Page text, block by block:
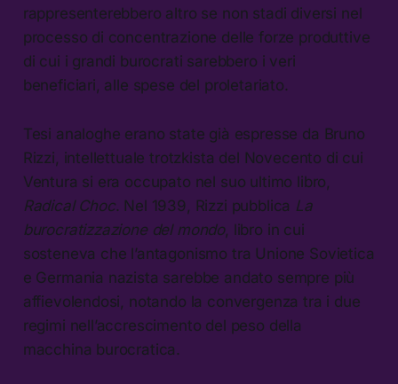
rappresenterebbero altro se non stadi diversi nel
processo di concentrazione delle forze produttive
di cui i grandi burocrati sarebbero i veri
beneficiari, alle spese del proletariato.
Tesi analoghe erano state già espresse da Bruno
Rizzi, intellettuale trotzkista del Novecento di cui
Ventura si era occupato nel suo ultimo libro,
Radical Choc. Nel 1939, Rizzi pubblica La
burocratizzazione del mondo, libro in cui
sosteneva che l’antagonismo tra Unione Sovietica
e Germania nazista sarebbe andato sempre più
affievolendosi, notando la convergenza tra i due
regimi nell’accrescimento del peso della
macchina burocratica.